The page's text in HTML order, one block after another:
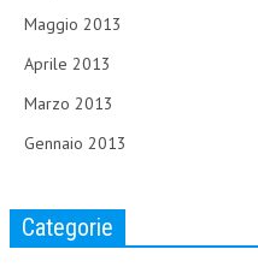
Maggio 2013
Aprile 2013
Marzo 2013
Gennaio 2013
Categorie